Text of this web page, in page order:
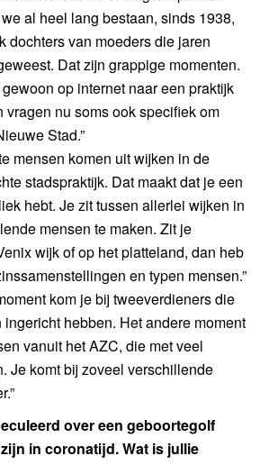
al heel lang bestaan, sinds 1938,
dochters van moeders die jaren
Dat zijn grappige momenten.
op internet naar een praktijk
vragen nu soms ook specifiek om
Stad.”
mensen komen uit wijken in de
stadspraktijk. Dat maakt dat je een
hebt. Je zit tussen allerlei wijken in
mensen te maken. Zit je
wijk of op het platteland, dan heb
en typen mensen.”
kom je bij tweeverdieners die
hebben. Het andere moment
vanuit het AZC, die met veel
Je komt bij zoveel verschillende
over een geboortegolf
in coronatijd. Wat is jullie